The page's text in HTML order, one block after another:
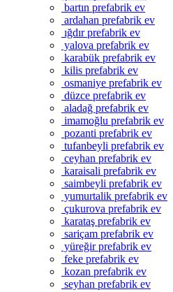
bartın prefabrik ev
ardahan prefabrik ev
ığdır prefabrik ev
yalova prefabrik ev
karabük prefabrik ev
kilis prefabrik ev
osmaniye prefabrik ev
düzce prefabrik ev
aladağ prefabrik ev
imamoğlu prefabrik ev
pozanti prefabrik ev
tufanbeyli prefabrik ev
ceyhan prefabrik ev
karaisali prefabrik ev
saimbeyli prefabrik ev
yumurtalik prefabrik ev
çukurova prefabrik ev
karataş prefabrik ev
sariçam prefabrik ev
yüreğir prefabrik ev
feke prefabrik ev
kozan prefabrik ev
seyhan prefabrik ev